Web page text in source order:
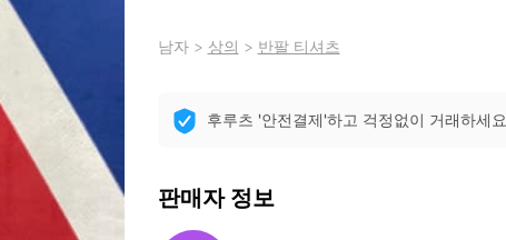
남자> 상의 > 반팔 티셔츠
후루츠 '안전결제'하고 걱정없이 거래하세요
판매자 정보